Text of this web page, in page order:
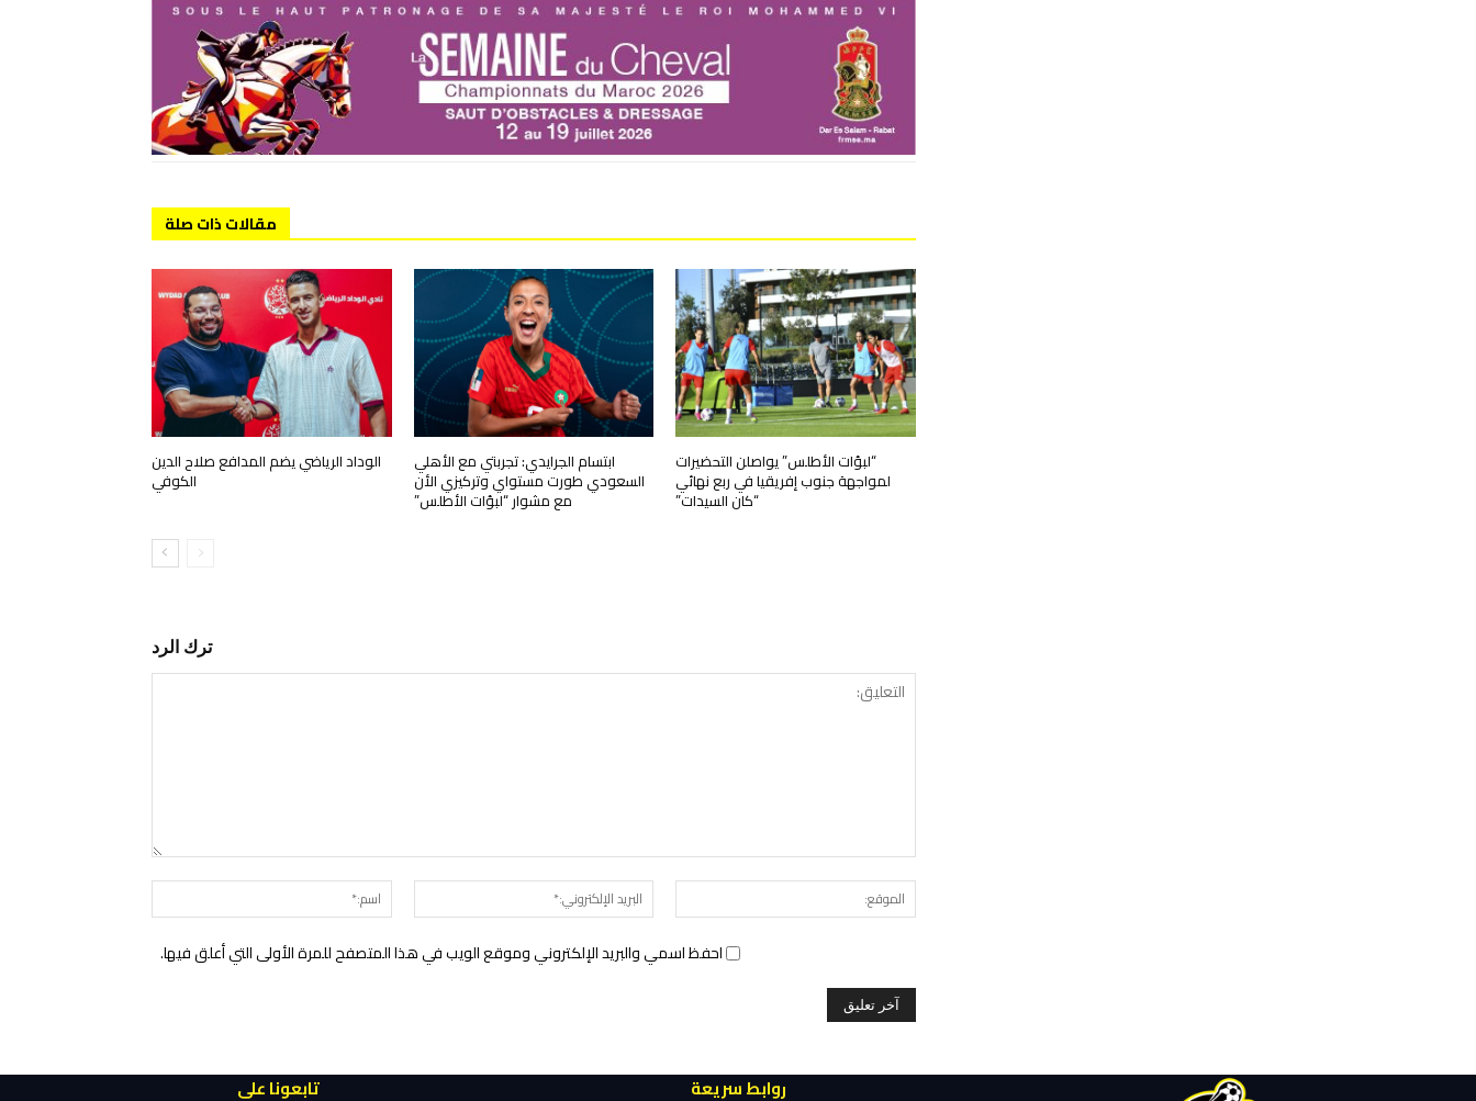
مقالات ذات صلة
“لبؤات الأطلس” يواصلن التحضيرات
لمواجهة جنوب إفريقيا في ربع نهائي
“كان السيدات”
ابتسام الجرايدي: تجربتي مع الأهلي
السعودي طورت مستواي وتركيزي الأن
مع مشوار “لبؤات الأطلس”
الوداد الرياضي يضم المدافع صلاح الدين
الكوفي
ترك الرد
التعليق:
اسم:*
البريد
الإلكتروني:*
الموقع:
احفظ اسمي والبريد الإلكتروني وموقع الويب في هذا المتصفح للمرة الأولى التي أعلق فيها.
تابعونا على روابط سريعة